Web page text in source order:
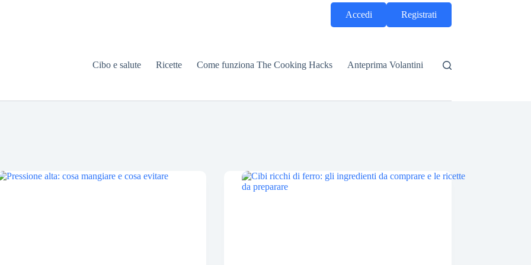
Accedi Registrati
Cibo e salute Ricette Come funziona The Cooking Hacks Anteprima Volantini